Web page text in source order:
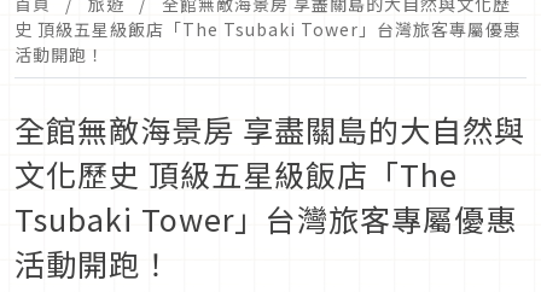
史 頂級五星級飯店「The Tsubaki Tower」台灣旅客專屬優惠
活動開跑！
全館無敵海景房 享盡關島的大自然與
文化歷史 頂級五星級飯店「The
Tsubaki Tower」台灣旅客專屬優惠
活動開跑！